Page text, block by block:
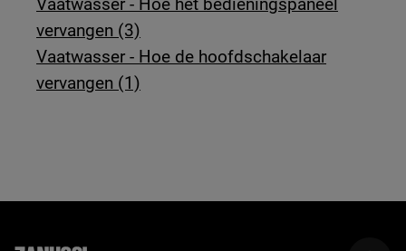
Vaatwasser - Hoe het bedieningspaneel
vervangen (3)
Vaatwasser - Hoe de hoofdschakelaar
vervangen (1)